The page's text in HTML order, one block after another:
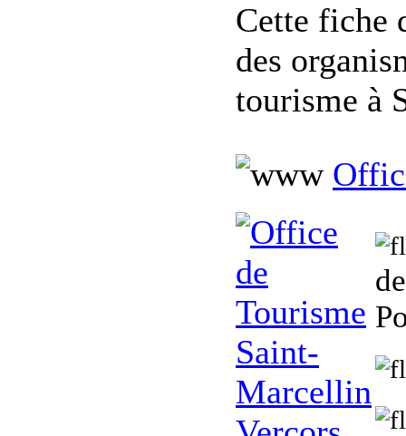
Cette fiche
des
tourisme à